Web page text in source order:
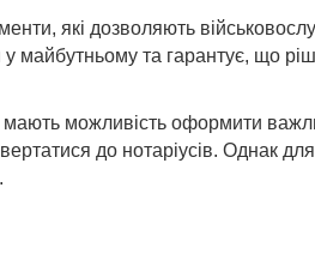
які дозволяють
майбутньому та гарантує, що
можливість оформити
до нотаріусів. Однак